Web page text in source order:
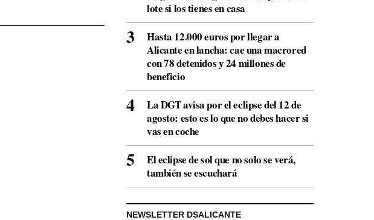
lote si los tienes en casa
Hasta 12.000 euros por llegar a
Alicante en lancha: cae una macrored
con 78 detenidos y 24 millones de
beneficio
La DGT avisa por el eclipse del 12 de
agosto: esto es lo que no debes hacer si
vas en coche
El eclipse de sol que no solo se verá,
también se escuchará
NEWSLETTER DSALICANTE